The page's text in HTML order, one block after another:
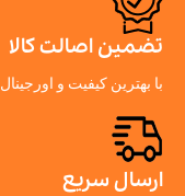
تضمین اصالت کالا
با بهترین کیفیت و اورجینال
ارسال سریع